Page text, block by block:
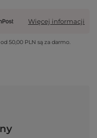
Więcej informacji
od50,00 PLN są za darmo.